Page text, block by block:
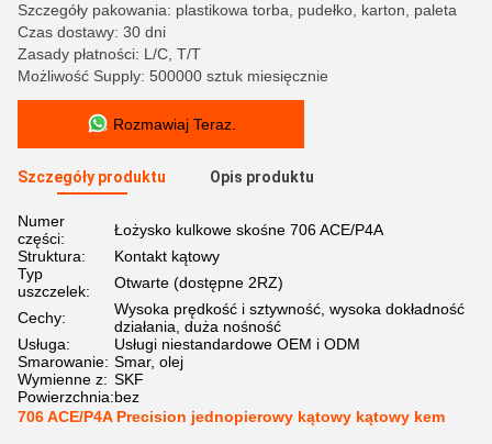
Szczegóły pakowania: plastikowa torba, pudełko, karton, paleta
Czas dostawy: 30 dni
Zasady płatności: L/C, T/T
Możliwość Supply: 500000 sztuk miesięcznie
Rozmawiaj Teraz.
Szczegóły produktu Opis produktu
Numer
części:
Łożysko kulkowe skośne 706 ACE/P4A
Struktura:
Kontakt kątowy
Typ
uszczelek:
Otwarte (dostępne 2RZ)
Cechy:
Wysoka prędkość i sztywność, wysoka dokładność
działania, duża nośność
Usługa:
Usługi niestandardowe OEM i ODM
Smarowanie: Smar, olej
Wymienne z: SKF
Powierzchnia:bez
706 ACE/P4A Precision jednopierowy kątowy kątowy kem